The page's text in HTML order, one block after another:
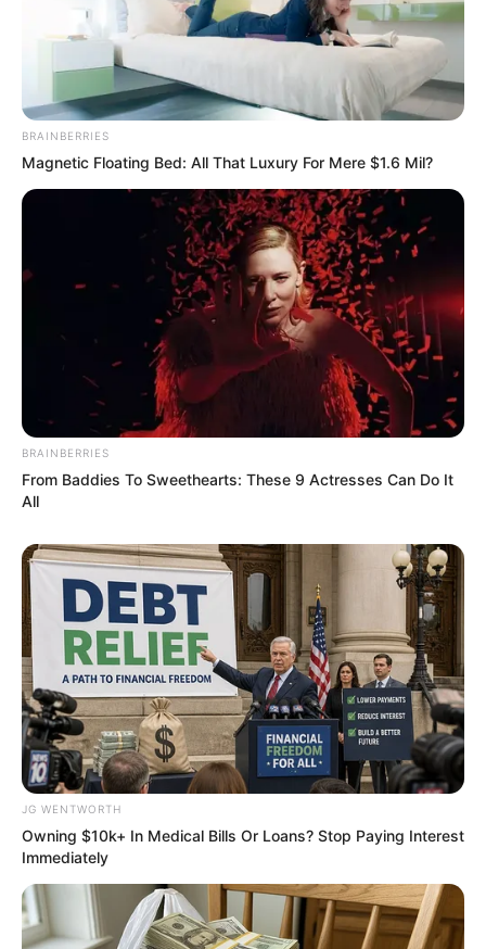
MEDVI
Colorado Elk's Surprising Response After
Being Freed From Tire
BUZZ DAY
This New Will Give You An Erection After
MEDVI
4x Stronger Than Viagra! This To Perform
Better
MEDVI